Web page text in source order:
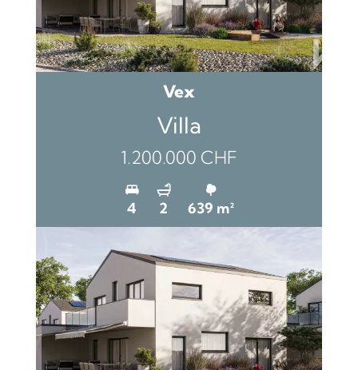
Vex
Villa
1.200.000 CHF
4 2 639 m²